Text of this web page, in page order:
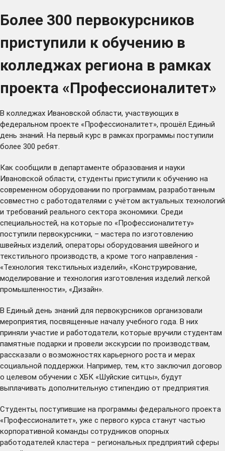
Более 300 первокурсников
приступили к обучению в
колледжах региона в рамках
проекта «Профессионалитет»
В колледжах Ивановской области, участвующих в
федеральном проекте «Профессионалитет», прошёл Единый
день знаний. На первый курс в рамках программы поступили
более 300 ребят.
Как сообщили в департаменте образования и науки
Ивановской области, студенты приступили к обучению на
современном оборудовании по программам, разработанным
совместно с работодателями с учётом актуальных технологий
и требований реального сектора экономики. Среди
специальностей, на которые по «Профессионалитету»
поступили первокурсники, – мастера по изготовлению
швейных изделий, операторы оборудования швейного и
текстильного производств, а кроме того направления -
«Технология текстильных изделий», «Конструирование,
моделирование и технология изготовления изделий легкой
промышленности», «Дизайн».
В Единый день знаний для первокурсников организовали
мероприятия, посвященные началу учебного года. В них
приняли участие и работодатели, которые вручили студентам
памятные подарки и провели экскурсии по производствам,
рассказали о возможностях карьерного роста и мерах
социальной поддержки. Например, тем, кто заключил договор
о целевом обучении с ХБК «Шуйские ситцы», будут
выплачивать дополнительную стипендию от предприятия.
Студенты, поступившие на программы федерального проекта
«Профессионалитет», уже с первого курса станут частью
корпоративной команды сотрудников опорных
работодателей кластера – региональных предприятий сферы